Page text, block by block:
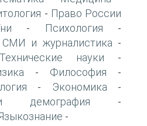
- Право России
- Психология -
СМИ и журналистика -
Технические науки -
- Философия -
- Экономика -
демография -
-